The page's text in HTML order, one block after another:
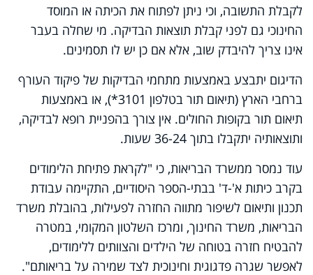
לקבלת התשובה, וכי ניתן לפתוח את הכיתה או המוסד
החינוכי גם לפני קבלת תוצאות הבדיקה. מי שחלה בעבר
אינו צריך להיבדק שוב, אלא אם כן יש לו תסמינים.
הדיגום יתבצע באמצעות מתחמי הבדיקות של פיקוד העורף
ברחבי הארץ (תיאום תור בטלפון 3101*), או באמצעות
תיאום תור בקופות החולים. אין צורך בהפניית רופא לבדיקה,
ותוצאותיה יתקבלו בתוך 36-24 שעות.
עוד נמסר ממשרד הבריאות, כי "לקראת פתיחת הלימודים
בקרב כיתות א'-ד' בבתי-הספר היסודיים, התקיימה עבודת
תכנון ותיאום לשיפור מתווה החזרה לפעילות, בהובלת משרד
הבריאות, משרד החינוך, ומרכז השלטון המקומי, במטרה
להבטיח חזרה בטוחה של הילדים והצוותים ללימודים,
לאפשר שגרה פדגוגית וחינוכית לצד שמירה על בריאותם".